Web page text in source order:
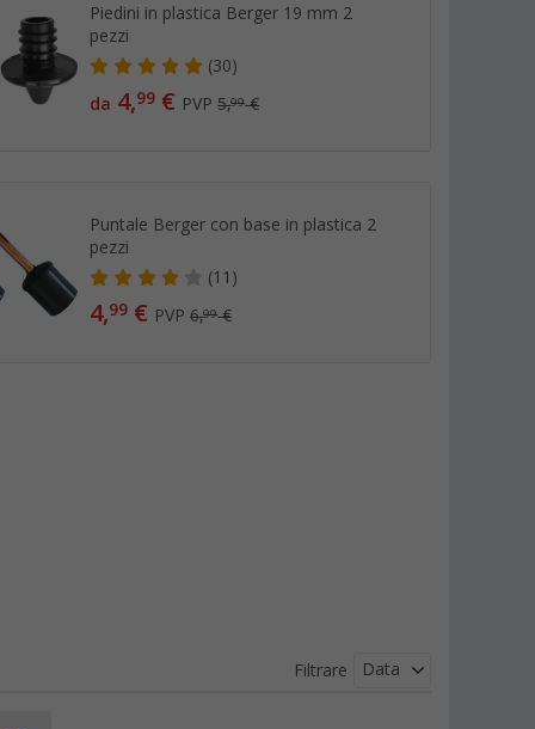
Piedini in plastica Berger 19 mm 2
pezzi
(30)
da 4,99 € PVP5,99€
Puntale Berger con base in plastica 2
pezzi
(11)
4,99 € PVP6,99€
Filtrare Data